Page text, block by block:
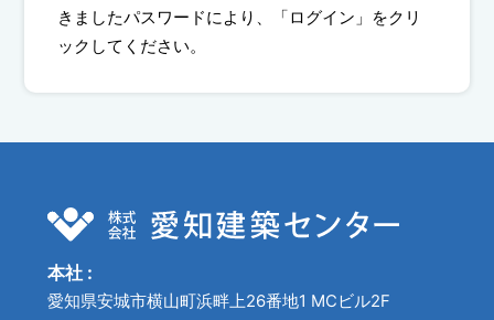
きましたパスワードにより、「ログイン」をクリ
ックしてください。
本社 :
愛知県安城市横山町浜畔上26番地1 MCビル2F